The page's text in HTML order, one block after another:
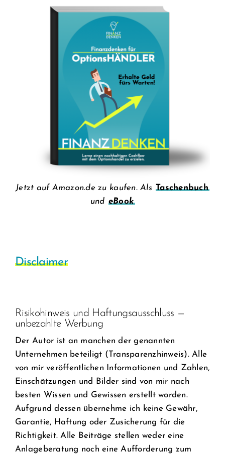
Jetzt auf Amazon.de zu kaufen. Als Taschenbuch
und eBook
Disclaimer
Risikohinweis und Haftungsausschluss —
unbezahlte Werbung
Der Autor ist an manchen der genannten
Unternehmen beteiligt (Transparenzhinweis). Alle
von mir veröffentlichen Informationen und Zahlen,
Einschätzungen und Bilder sind von mir nach
besten Wissen und Gewissen erstellt worden.
Aufgrund dessen übernehme ich keine Gewähr,
Garantie, Haftung oder Zusicherung für die
Richtigkeit. Alle Beiträge stellen weder eine
Anlageberatung noch eine Aufforderung zum